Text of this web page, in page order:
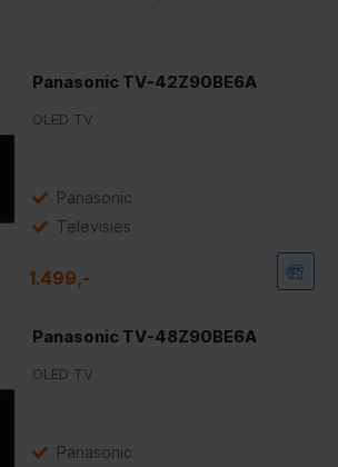
32 inch|50 inch
Panasonic TV-42Z90BE6A
OLED TV
Panasonic
Televisies
1.499,-
Panasonic TV-48Z90BE6A
OLED TV
Panasonic